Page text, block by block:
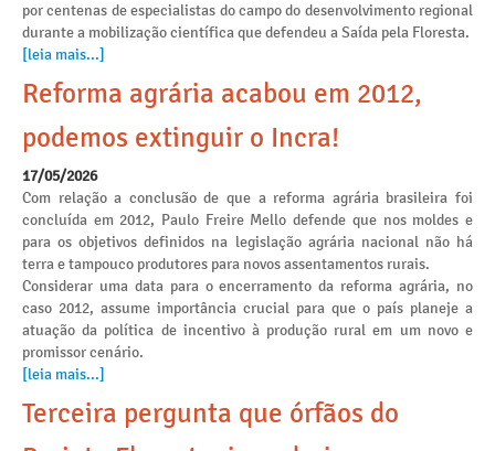
por centenas de especialistas do campo do desenvolvimento regional
durante a mobilização científica que defendeu a Saída pela Floresta.
[leia mais...]
Reforma agrária acabou em 2012,
podemos extinguir o Incra!
17/05/2026
Com relação a conclusão de que a reforma agrária brasileira foi
concluída em 2012, Paulo Freire Mello defende que nos moldes e
para os objetivos definidos na legislação agrária nacional não há
terra e tampouco produtores para novos assentamentos rurais.
Considerar uma data para o encerramento da reforma agrária, no
caso 2012, assume importância crucial para que o país planeje a
atuação da política de incentivo à produção rural em um novo e
promissor cenário.
[leia mais...]
Terceira pergunta que órfãos do